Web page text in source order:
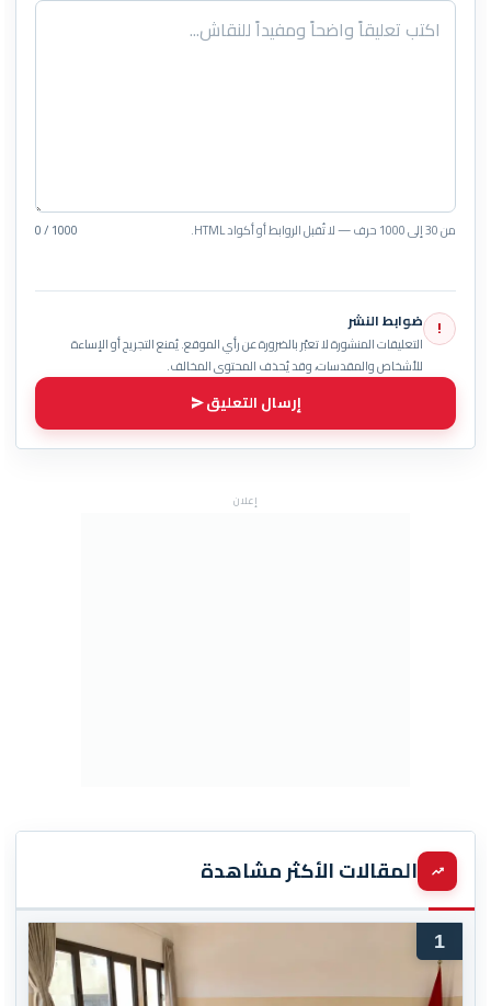
من 30 إلى 1000 حرف — لا تُقبل الروابط أو أكواد HTML. 0 / 1000
! ضوابط النشر
التعليقات المنشورة لا تعبّر بالضرورة عن رأي الموقع. يُمنع التجريح أو الإساءة
للأشخاص والمقدسات، وقد يُحذف المحتوى المخالف.
إرسال التعليق
إعلان
المقالات الأكثر مشاهدة
1